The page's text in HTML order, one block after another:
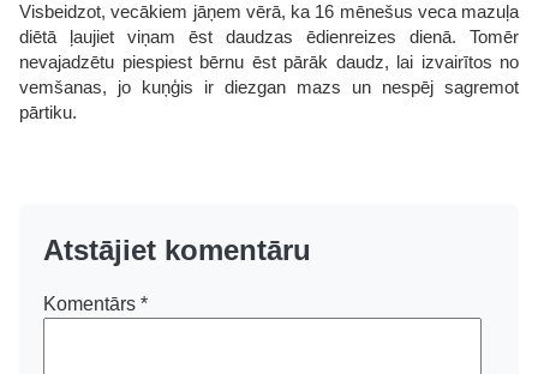
Visbeidzot, vecākiem jāņem vērā, ka 16 mēnešus veca mazuļa
diētā ļaujiet viņam ēst daudzas ēdienreizes dienā. Tomēr
nevajadzētu piespiest bērnu ēst pārāk daudz, lai izvairītos no
vemšanas, jo kuņģis ir diezgan mazs un nespēj sagremot
pārtiku.
Atstājiet komentāru
Komentārs *